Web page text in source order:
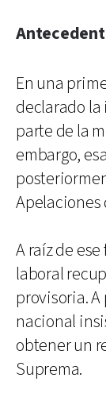
En una
declarado
parte de la
embargo,
Apelaciones
A raíz de
laboral
provisoria.
nacional
obtener un
Suprema.